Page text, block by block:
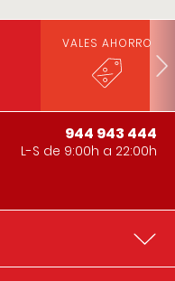
VALES AHORRO
944 943 444
L-S de 9:00h a 22:00h